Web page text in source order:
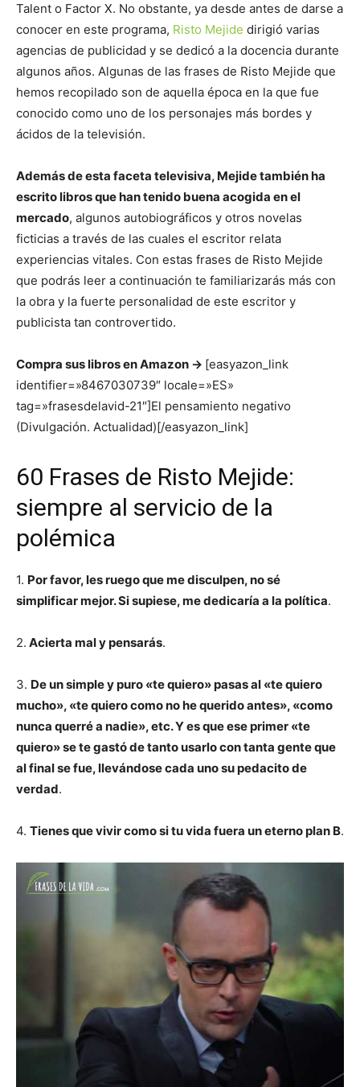
Talent o Factor X. No obstante, ya desde antes de darse a
conocer en este programa, Risto Mejide dirigió varias
agencias de publicidad y se dedicó a la docencia durante
algunos años. Algunas de las frases de Risto Mejide que
hemos recopilado son de aquella época en la que fue
conocido como uno de los personajes más bordes y
ácidos de la televisión.
Además de esta faceta televisiva, Mejide también ha
escrito libros que han tenido buena acogida en el
mercado, algunos autobiográficos y otros novelas
ficticias a través de las cuales el escritor relata
experiencias vitales. Con estas frases de Risto Mejide
que podrás leer a continuación te familiarizarás más con
la obra y la fuerte personalidad de este escritor y
publicista tan controvertido.
Compra sus libros en Amazon -> [easyazon_link
identifier=»8467030739″ locale=»ES»
tag=»frasesdelavid-21″]El pensamiento negativo
(Divulgación. Actualidad)[/easyazon_link]
60 Frases de Risto Mejide:
siempre al servicio de la
polémica
1. Por favor, les ruego que me disculpen, no sé
simplificar mejor. Si supiese, me dedicaría a la política.
2. Acierta mal y pensarás.
3. De un simple y puro «te quiero» pasas al «te quiero
mucho», «te quiero como no he querido antes», «como
nunca querré a nadie», etc. Y es que ese primer «te
quiero» se te gastó de tanto usarlo con tanta gente que
al final se fue, llevándose cada uno su pedacito de
verdad.
4. Tienes que vivir como si tu vida fuera un eterno plan B.